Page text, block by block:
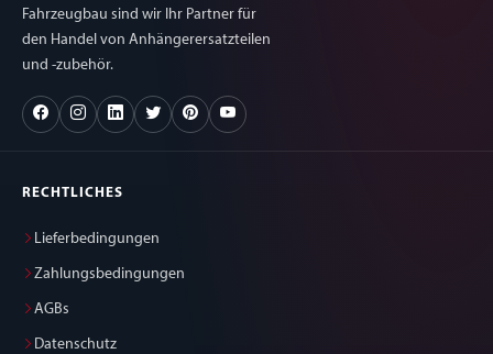
Fahrzeugbau sind wir Ihr Partner für
den Handel von Anhängerersatzteilen
und -zubehör.
RECHTLICHES
Lieferbedingungen
Zahlungsbedingungen
AGBs
Datenschutz